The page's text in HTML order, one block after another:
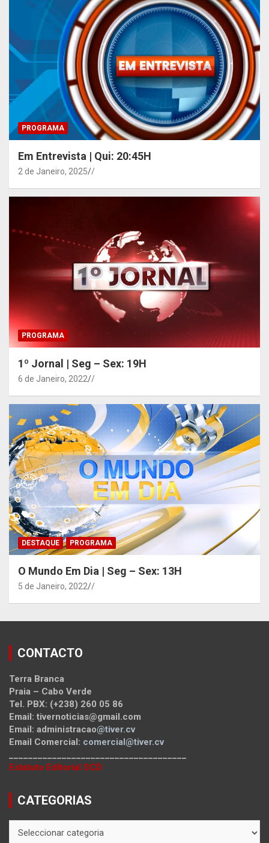
PROGRAMA
Em Entrevista | Qui: 20:45H
2 de Janeiro, 2025 /
PROGRAMA
1º Jornal | Seg – Sex: 19H
6 de Janeiro, 2022 /
DESTAQUE PROGRAMA
O Mundo Em Dia | Seg – Sex: 13H
5 de Janeiro, 2022 /
CONTACTO
Terra Branca
Praia – Cabo Verde
Tel. PBX: (+238) 260 05 86
Email: tivernoticias@gmail.com
Email: administracao@tiver.cv
Email Comercial: comercial@tiver.cv
Estatuto Editorial SCD
CATEGORIAS